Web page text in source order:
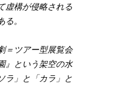
虚構が侵略される
。
＝ツアー型展覧会
』という架空の水
ラ」と「カラ」と